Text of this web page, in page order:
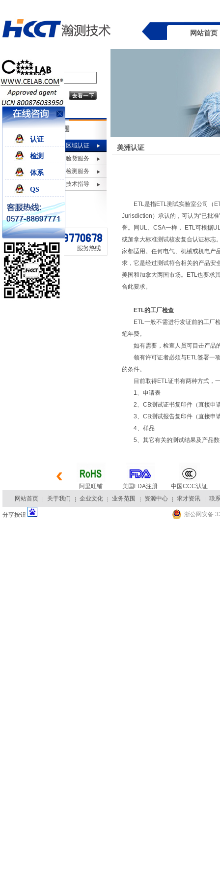
网站首页
业务范围
区域认证
验货服务
检测服务
技术指导
美洲认证
ETL是指ETL测试实验室公司（
Jurisdiction）承认的，可认为“已批
誉。同UL、CSA一样， ETL可根据
或加拿大标准测试核发复合认证标志
家都适用。任何电气、机械或机电产
求，它是经过测试符合相关的产品安
美国和加拿大两国市场。ETL也要求
合此要求。
ETL的工厂检查
ETL一般不需进行发证前的工厂检
笔年费。
如有需要，检查人员可目击产品
领有许可证者必须与ETL签署一项
的条件。
目前取得ETL证书有两种方式，一
1、申请表
2、CB测试证书复印件（直接申
3、CB测试报告复印件（直接申
4、样品
5、其它有关的测试结果及产品数
阿里旺铺 美国FDA注册
中国CCC认证
网站首页
关于我们 企业文化 业务范围 资源中心 求才资讯 联
认证
检测
体系
QS
分享按钮 浙公网安备